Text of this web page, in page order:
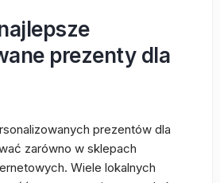
prezenty dla
prezentów dla
zarówno w sklepach
Wiele lokalnych